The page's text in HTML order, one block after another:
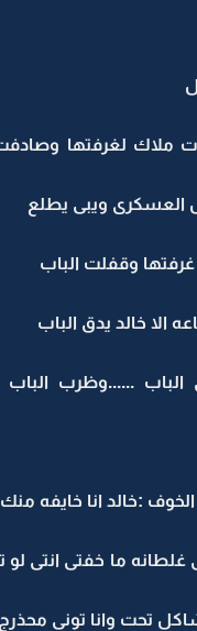
ملاك لغرفتها وصادفت
العسكرى ويبى يطلع
وقفلت الباب
الا خالد يدق الباب
الباب ......وظرب
:خالد انا خايفه منك
غلطانه ما خفتى انتى
تحت وانا تونى محذرج